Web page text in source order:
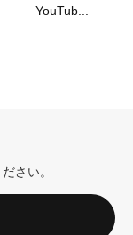
YouTub...
さい。